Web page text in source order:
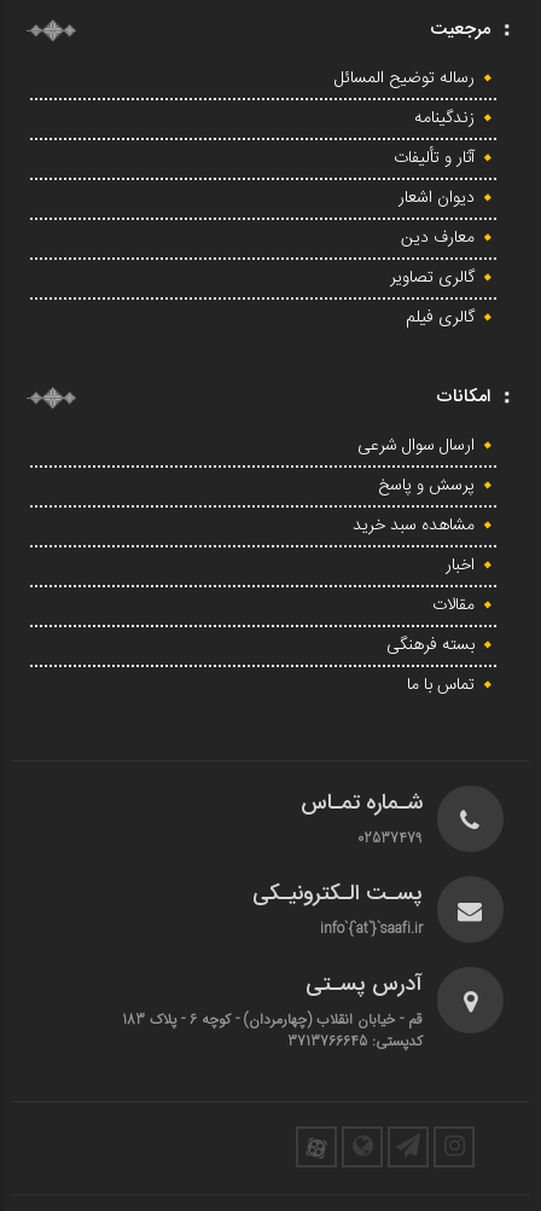
مرجعیت
رساله توضیح المسائل
زندگینامه
آثار و تألیفات
دیوان اشعار
معارف دین
گالری تصاویر
گالری فیلم
امکانات
ارسال سوال شرعی
پرسش و پاسخ
مشاهده سبد خرید
اخبار
مقالات
بسته فرهنگی
تماس با ما
شـماره تمـاس
02537479
پسـت الـکترونیـکی
info`{`at`}`saafi.ir
آدرس پسـتی
قم - خیابان انقلاب (چهارمردان)‌ - کوچه 6 - پلاک 183
کدپستی: 3713766645